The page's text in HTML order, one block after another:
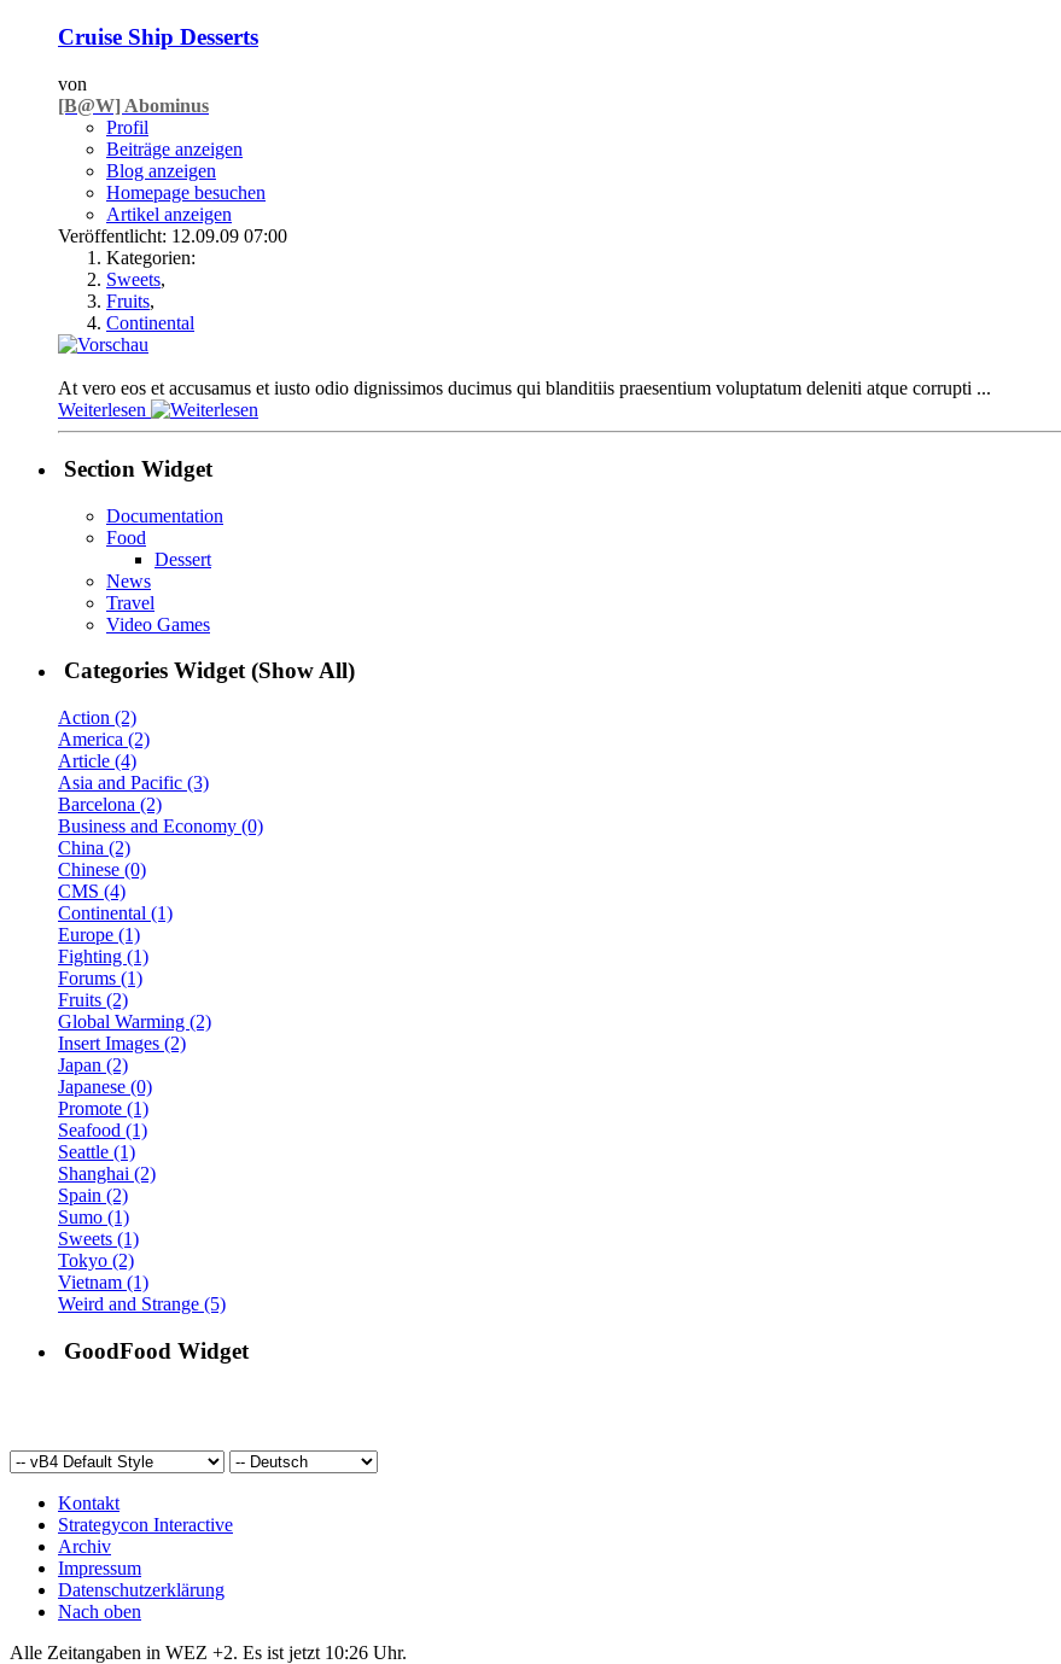
Cruise Ship Desserts
von
[B@W] Abominus
Profil
Beiträge anzeigen
Blog anzeigen
Homepage besuchen
Artikel anzeigen
Veröffentlicht: 12.09.09 07:00
Kategorien:
Sweets,
Fruits,
Continental
At vero eos et accusamus et iusto odio dignissimos ducimus qui blanditiis praesentium voluptatum deleniti atque corrupti ...
Weiterlesen
Section Widget
Documentation
Food
Dessert
News
Travel
Video Games
Categories Widget (Show All)
Action (2)
America (2)
Article (4)
Asia and Pacific (3)
Barcelona (2)
Business and Economy (0)
China (2)
Chinese (0)
CMS (4)
Continental (1)
Europe (1)
Fighting (1)
Forums (1)
Fruits (2)
Global Warming (2)
Insert Images (2)
Japan (2)
Japanese (0)
Promote (1)
Seafood (1)
Seattle (1)
Shanghai (2)
Spain (2)
Sumo (1)
Sweets (1)
Tokyo (2)
Vietnam (1)
Weird and Strange (5)
GoodFood Widget
Kontakt
Strategycon Interactive
Archiv
Impressum
Datenschutzerklärung
Nach oben
Alle Zeitangaben in WEZ +2. Es ist jetzt 10:26 Uhr.